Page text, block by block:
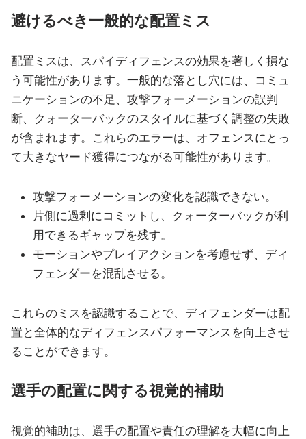
避けるべき一般的な配置ミス
配置ミスは、スパイディフェンスの効果を著しく損な
う可能性があります。一般的な落とし穴には、コミュ
ニケーションの不足、攻撃フォーメーションの誤判
断、クォーターバックのスタイルに基づく調整の失敗
が含まれます。これらのエラーは、オフェンスにとっ
て大きなヤード獲得につながる可能性があります。
攻撃フォーメーションの変化を認識できない。
片側に過剰にコミットし、クォーターバックが利
用できるギャップを残す。
モーションやプレイアクションを考慮せず、ディ
フェンダーを混乱させる。
これらのミスを認識することで、ディフェンダーは配
置と全体的なディフェンスパフォーマンスを向上させ
ることができます。
選手の配置に関する視覚的補助
視覚的補助は、選手の配置や責任の理解を大幅に向上